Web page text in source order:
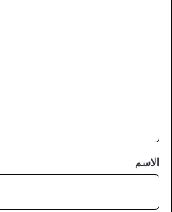
*
الاسم